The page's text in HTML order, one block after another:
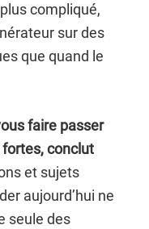
compliqué,
sur des
que quand le
faire passer
conclut
et sujets
aujourd’hui ne
seule des